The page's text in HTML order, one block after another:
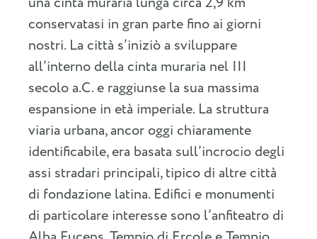
conservatasi in gran parte fino ai giorni
nostri. La città s’iniziò a sviluppare
all’interno della cinta muraria nel III
secolo a.C. e raggiunse la sua massima
espansione in età imperiale. La struttura
viaria urbana, ancor oggi chiaramente
identificabile, era basata sull’incrocio degli
assi stradari principali, tipico di altre città
di fondazione latina. Edifici e monumenti
di particolare interesse sono l’anfiteatro di